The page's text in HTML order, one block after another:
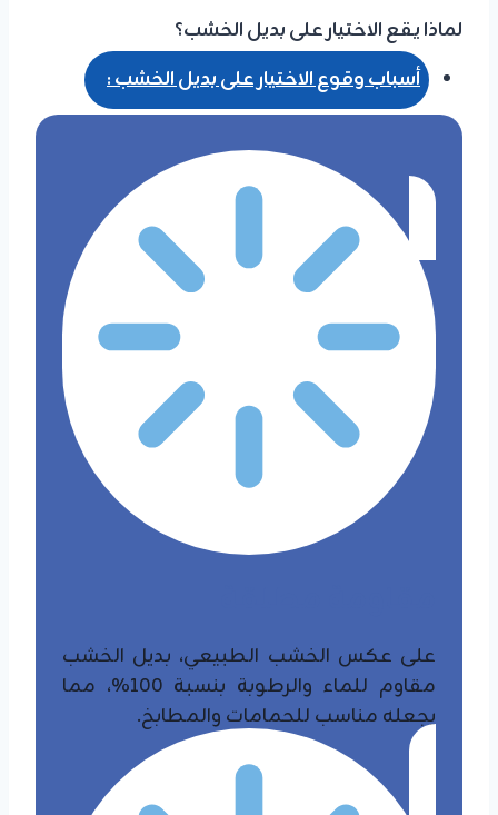
​لماذا يقع الاختيار على بديل الخشب؟
أسباب وقوع الاختيار على بديل الخشب :
على عكس الخشب الطبيعي، بديل الخشب
مقاوم للماء والرطوبة بنسبة 100%، مما
يجعله مناسب للحمامات والمطابخ.